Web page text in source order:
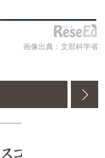
画像出典：文部科学省